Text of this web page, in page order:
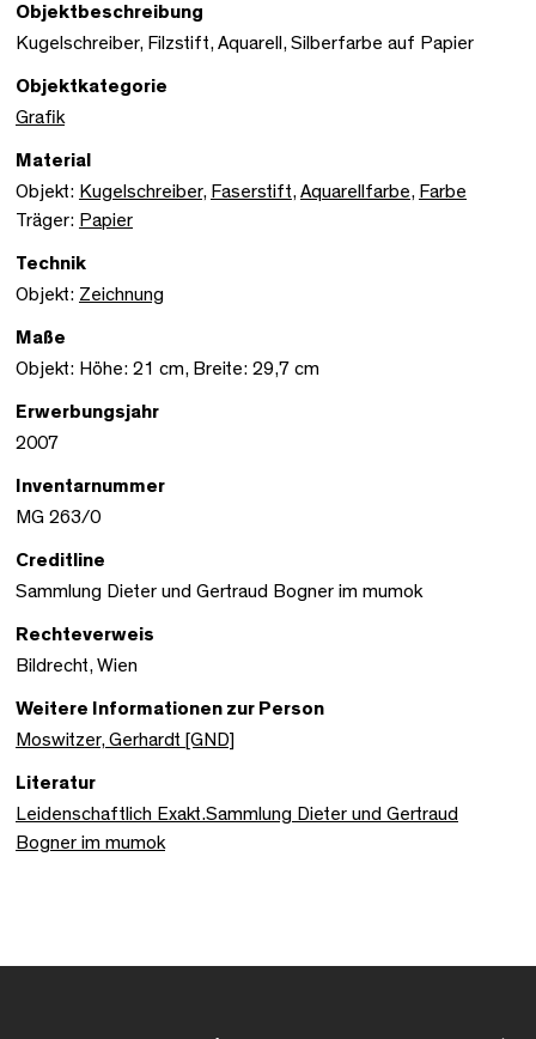
Objektbeschreibung
Kugelschreiber, Filzstift, Aquarell, Silberfarbe auf Papier
Objektkategorie
Grafik
Material
Objekt: Kugelschreiber, Faserstift, Aquarellfarbe, Farbe
Träger: Papier
Technik
Objekt: Zeichnung
Maße
Objekt: Höhe: 21 cm, Breite: 29,7 cm
Erwerbungsjahr
2007
Inventarnummer
MG 263/0
Creditline
Sammlung Dieter und Gertraud Bogner im mumok
Rechteverweis
Bildrecht, Wien
Weitere Informationen zur Person
Moswitzer, Gerhardt [GND]
Literatur
Leidenschaftlich Exakt.Sammlung Dieter und Gertraud
Bogner im mumok